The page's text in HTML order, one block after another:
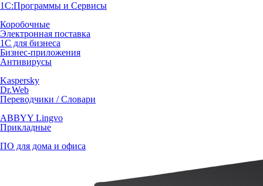
1С:Программы и Сервисы
Коробочные
Электронная поставка
1С для бизнеса
Бизнес-приложения
Антивирусы
Kaspersky
Dr.Web
Переводчики / Словари
ABBYY Lingvo
Прикладные
ПО для дома и офиса